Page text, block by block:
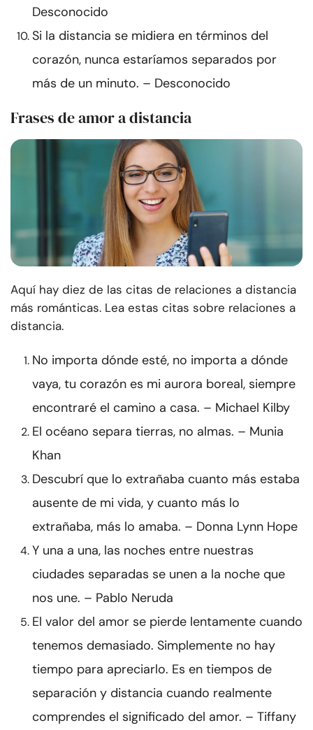
Desconocido
Si la distancia se midiera en términos del
corazón, nunca estaríamos separados por
más de un minuto. – Desconocido
Frases de amor a distancia
Aquí hay diez de las citas de relaciones a distancia
más románticas. Lea estas citas sobre relaciones a
distancia.
No importa dónde esté, no importa a dónde
vaya, tu corazón es mi aurora boreal, siempre
encontraré el camino a casa. – Michael Kilby
El océano separa tierras, no almas. – Munia
Khan
Descubrí que lo extrañaba cuanto más estaba
ausente de mi vida, y cuanto más lo
extrañaba, más lo amaba. – Donna Lynn Hope
Y una a una, las noches entre nuestras
ciudades separadas se unen a la noche que
nos une. – Pablo Neruda
El valor del amor se pierde lentamente cuando
tenemos demasiado. Simplemente no hay
tiempo para apreciarlo. Es en tiempos de
separación y distancia cuando realmente
comprendes el significado del amor. – Tiffany